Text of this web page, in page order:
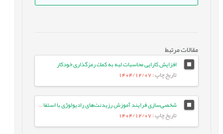
مقالات مرتبط
افزايش كارايى محاسبات لبه به كمك رمزگذارى خودكار
تاریخ چاپ: 1404/12/07
شخصی‌سازی فرایند آموزش رزیدنت‌های رادیولوژی با استفاده از یادگیری عمیق و استخراج تعاملی مدل خطاهای تشخیصی آنان
تاریخ چاپ: 1404/12/07